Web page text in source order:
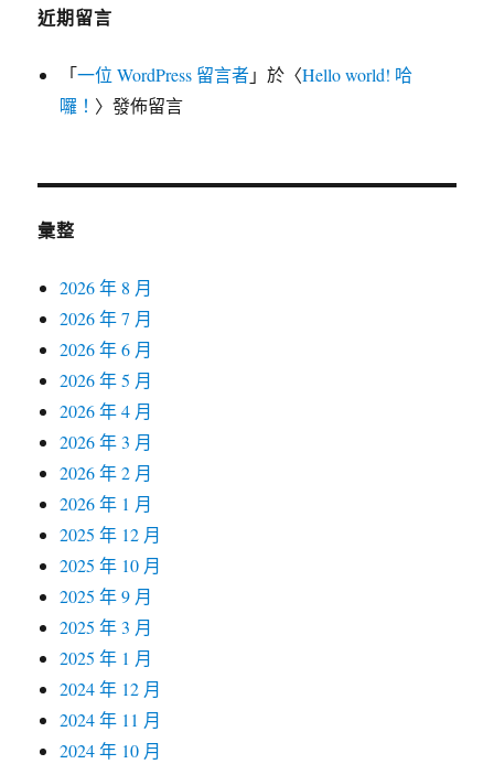
近期留言
「一位 WordPress 留言者」於〈Hello world! 哈
囉！ 〉發佈留言
彙整
2026 年 8 月
2026 年 7 月
2026 年 6 月
2026 年 5 月
2026 年 4 月
2026 年 3 月
2026 年 2 月
2026 年 1 月
2025 年 12 月
2025 年 10 月
2025 年 9 月
2025 年 3 月
2025 年 1 月
2024 年 12 月
2024 年 11 月
2024 年 10 月